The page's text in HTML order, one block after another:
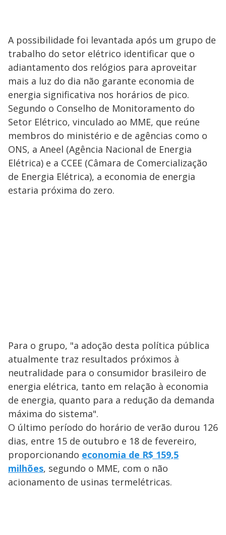
A possibilidade foi levantada após um grupo de
trabalho do setor elétrico identificar que o
adiantamento dos relógios para aproveitar
mais a luz do dia não garante economia de
energia significativa nos horários de pico.
Segundo o Conselho de Monitoramento do
Setor Elétrico, vinculado ao MME, que reúne
membros do ministério e de agências como o
ONS, a Aneel (Agência Nacional de Energia
Elétrica) e a CCEE (Câmara de Comercialização
de Energia Elétrica), a economia de energia
estaria próxima do zero.
Para o grupo, "a adoção desta política pública
atualmente traz resultados próximos à
neutralidade para o consumidor brasileiro de
energia elétrica, tanto em relação à economia
de energia, quanto para a redução da demanda
máxima do sistema".
O último período do horário de verão durou 126
dias, entre 15 de outubro e 18 de fevereiro,
proporcionando economia de R$ 159,5
milhões, segundo o MME, com o não
acionamento de usinas termelétricas.